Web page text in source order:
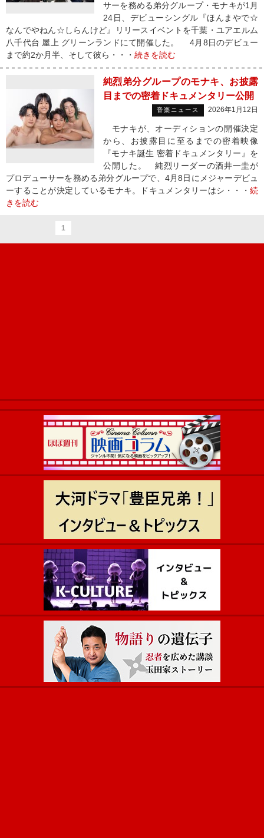
サーを務める弟分グループ・モナキが1月
24日、デビューシングル『ほんまやで☆
なんでやねん☆しらんけど』リリースイベントを千葉・ユアエルム
八千代台 屋上 グリーンランドにて開催した。 4月8日のデビュー
まで約2か月半、そして彼ら・・・ 続きを読む
純烈弟分グループのモナキ、お披露
目までの密着ドキュメンタリー公開
音楽ニュース 2026年1月12日
モナキが、オーディションの開催決定
から、お披露目に至るまでの密着映像
『モナキ誕生 密着ドキュメンタリー』を
公開した。 純烈リーダーの酒井一圭が
プロデューサーを務める弟分グループで、4月8日にメジャーデビュ
ーすることが決定しているモナキ。ドキュメンタリーはシ・・・ 続
きを読む
1